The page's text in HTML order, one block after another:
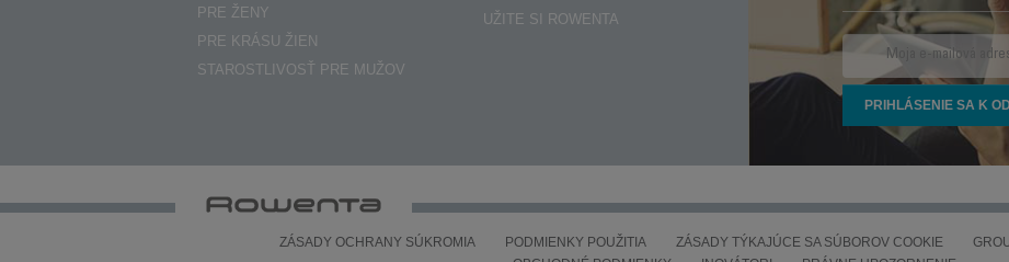
PRE ŽENY
PRE KRÁSU ŽIEN
STAROSTLIVOSŤ PRE MUŽOV
UŽITE SI ROWENTA
ZÁSADY OCHRANY SÚKROMIA PODMIENKY POUŽITIA ZÁSADY TÝKAJÚCE SA SÚBOROV COOKIE